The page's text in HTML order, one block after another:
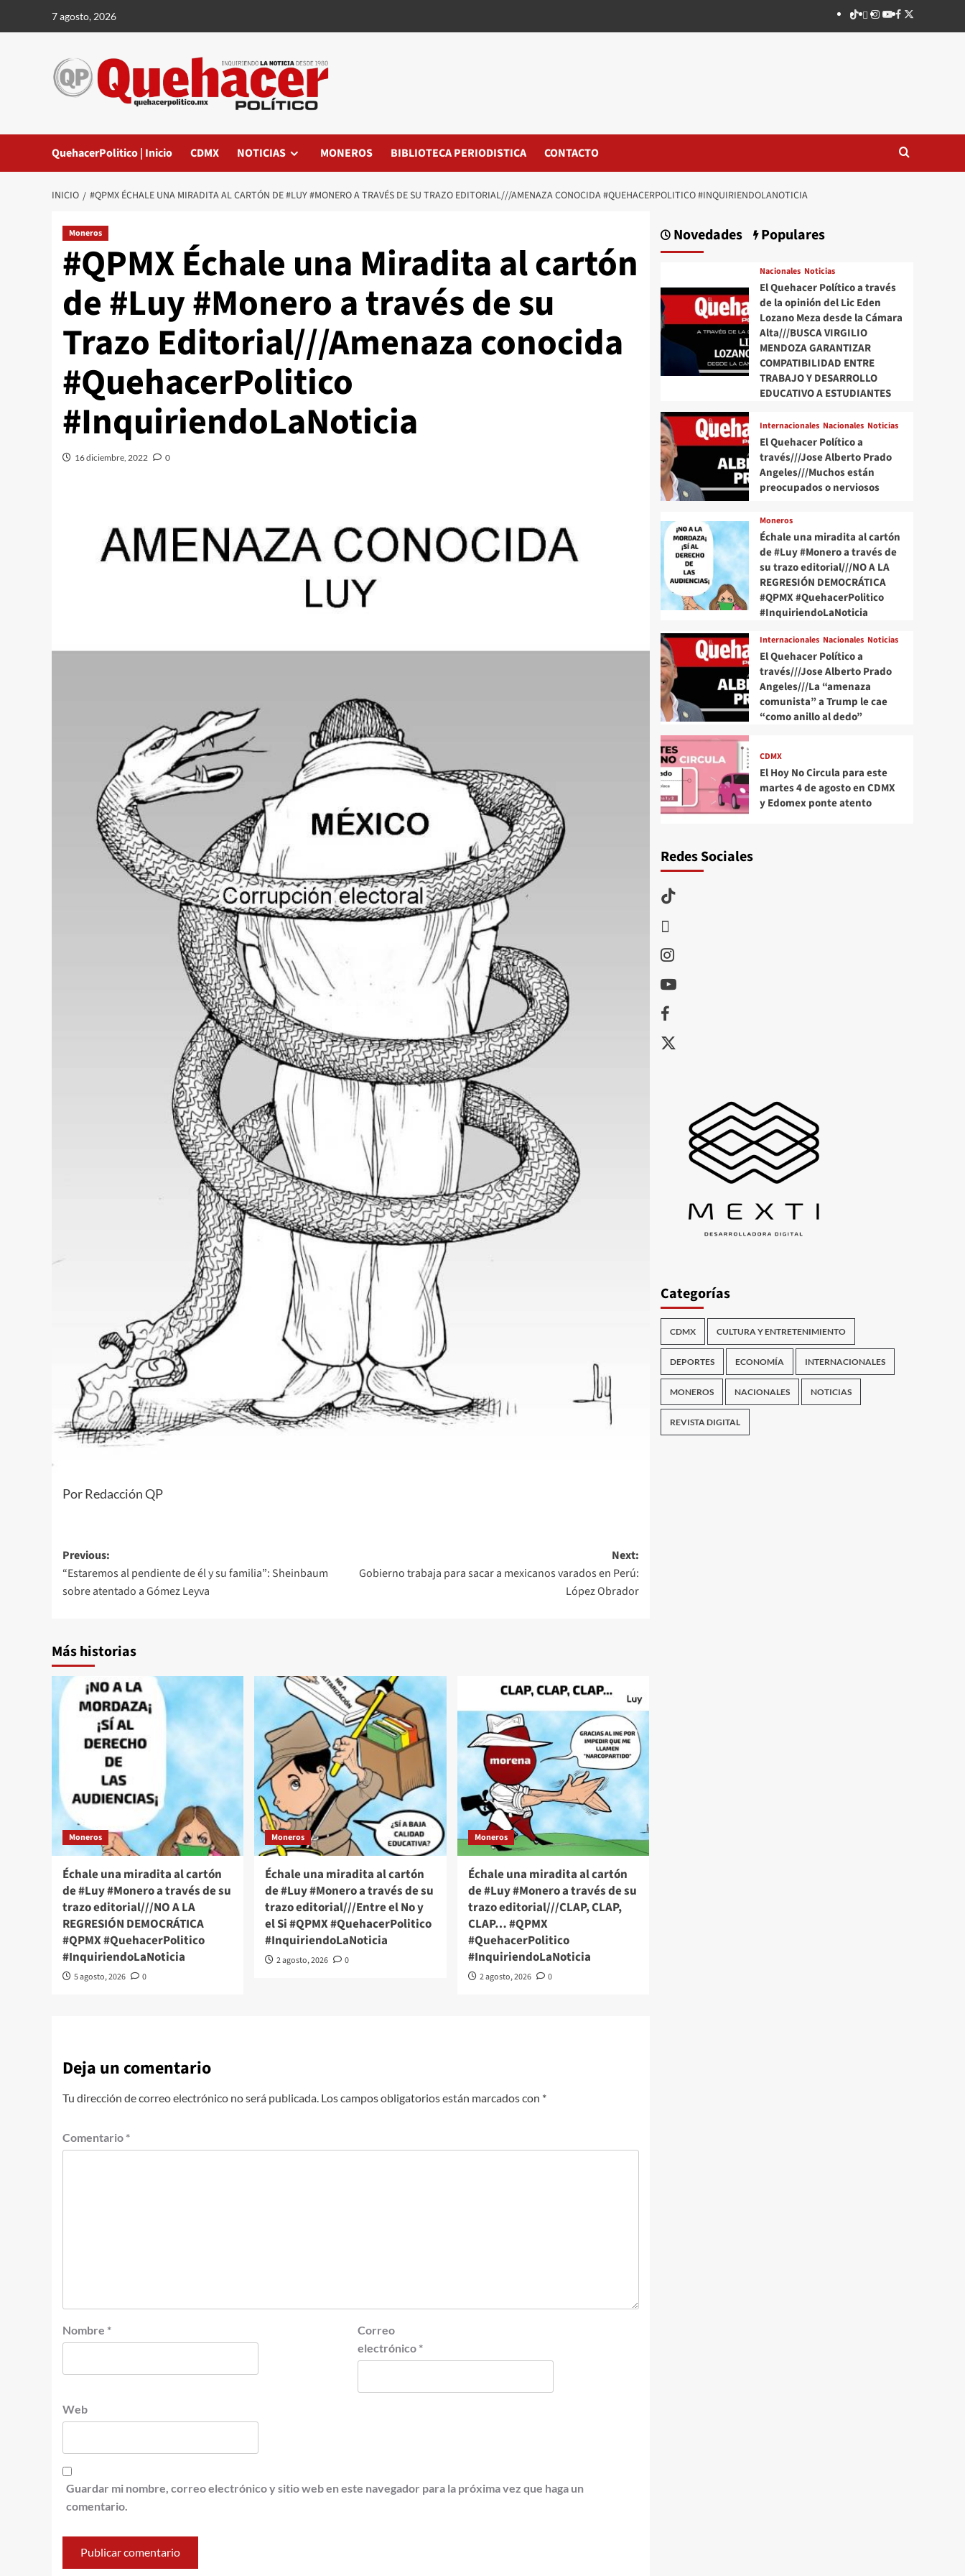
7 agosto, 2026 TikTok
threads
Instagram
Youtube
Facebook
X
QuehacerPolitico | Inicio CDMX NOTICIAS MONEROS BIBLIOTECA PERIODISTICA CONTACTO
INICIO #QPMX ÉCHALE UNA MIRADITA AL CARTÓN DE #LUY #MONERO A TRAVÉS DE SU TRAZO EDITORIAL///AMENAZA CONOCIDA #QUEHACERPOLITICO #INQUIRIENDOLANOTICIA
Moneros
#QPMX Échale una Miradita al cartón
de #Luy #Monero a través de su
Trazo Editorial///Amenaza conocida
#QuehacerPolitico
#InquiriendoLaNoticia
16 diciembre, 2022 0
Por Redacción QP
Post
navigation
Previous:
“Estaremos al pendiente de él y su familia”: Sheinbaum
sobre atentado a Gómez Leyva
Next:
Gobierno trabaja para sacar a mexicanos varados en Perú:
López Obrador
Más historias
Moneros
Échale una miradita al cartón
de #Luy #Monero a través de su
trazo editorial///NO A LA
REGRESIÓN DEMOCRÁTICA
#QPMX #QuehacerPolitico
#InquiriendoLaNoticia
5 agosto, 2026 0
Moneros
Échale una miradita al cartón
de #Luy #Monero a través de su
trazo editorial///Entre el No y
el Si #QPMX #QuehacerPolitico
#InquiriendoLaNoticia
2 agosto, 2026 0
Moneros
Échale una miradita al cartón
de #Luy #Monero a través de su
trazo editorial///CLAP, CLAP,
CLAP… #QPMX
#QuehacerPolitico
#InquiriendoLaNoticia
2 agosto, 2026 0
Deja un comentario
Tu dirección de correo electrónico no será publicada. Los campos obligatorios están marcados con *
Comentario *
Nombre *
Correo
electrónico *
Web
Guardar mi nombre, correo electrónico y sitio web en este navegador para la próxima vez que haga un
comentario.
Novedades Populares
Nacionales Noticias
El Quehacer Político a través
de la opinión del Lic Eden
Lozano Meza desde la Cámara
Alta///BUSCA VIRGILIO
MENDOZA GARANTIZAR
COMPATIBILIDAD ENTRE
TRABAJO Y DESARROLLO
EDUCATIVO A ESTUDIANTES
Internacionales Nacionales Noticias
El Quehacer Político a
través///Jose Alberto Prado
Angeles///Muchos están
preocupados o nerviosos
Moneros
Échale una miradita al cartón
de #Luy #Monero a través de
su trazo editorial///NO A LA
REGRESIÓN DEMOCRÁTICA
#QPMX #QuehacerPolitico
#InquiriendoLaNoticia
Internacionales Nacionales Noticias
El Quehacer Político a
través///Jose Alberto Prado
Angeles///La “amenaza
comunista” a Trump le cae
“como anillo al dedo”
CDMX
El Hoy No Circula para este
martes 4 de agosto en CDMX
y Edomex ponte atento
Redes Sociales
TikTok
Instagram
Youtube
Facebook
X
Categorías
CDMX CULTURA Y ENTRETENIMIENTO
DEPORTES ECONOMÍA INTERNACIONALES
MONEROS NACIONALES NOTICIAS
REVISTA DIGITAL